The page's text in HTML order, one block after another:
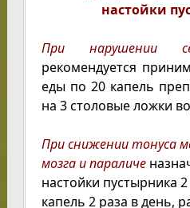
настойки
При нарушении
рекомендуется
еды по 20 капель
на 3 столовые ложки
При снижении тонуса
мозга и параличе
настойки пустырника
капель 2 раза в день,